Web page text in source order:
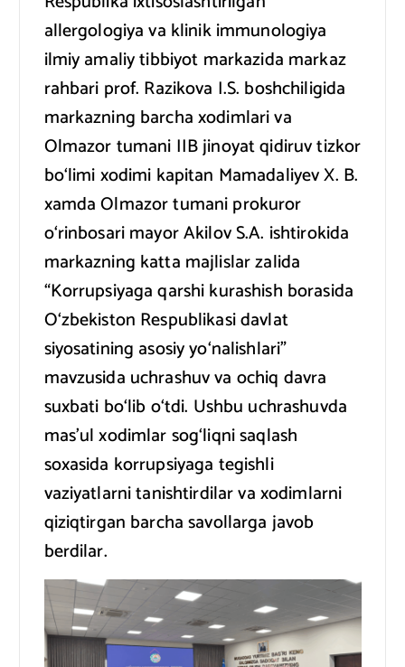
allergologiya va klinik immunologiya
ilmiy amaliy tibbiyot markazida markaz
rahbari prof. Razikova I.S. boshchiligida
markazning barcha xodimlari va
Olmazor tumani IIB jinoyat qidiruv tizkor
bo‘limi xodimi kapitan Mamadaliyev X. B.
xamda Olmazor tumani prokuror
o‘rinbosari mayor Akilov S.A. ishtirokida
markazning katta majlislar zalida
“Korrupsiyaga qarshi kurashish borasida
O‘zbekiston Respublikasi davlat
siyosatining asosiy yo‘nalishlari”
mavzusida uchrashuv va ochiq davra
suxbati bo‘lib o‘tdi. Ushbu uchrashuvda
mas’ul xodimlar sog‘liqni saqlash
soxasida korrupsiyaga tegishli
vaziyatlarni tanishtirdilar va xodimlarni
qiziqtirgan barcha savollarga javob
berdilar.